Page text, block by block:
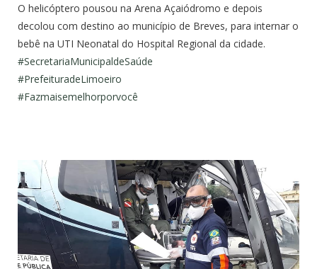
O helicóptero pousou na Arena Açaiódromo e depois
decolou com destino ao município de Breves, para internar o
bebê na UTI Neonatal do Hospital Regional da cidade.
#SecretariaMunicipaldeSaúde
#PrefeituradeLimoeiro
#Fazmaisemelhorporvocê